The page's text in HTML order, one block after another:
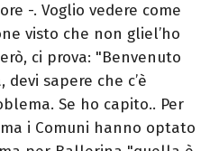
-. Voglio vedere come
visto che non gliel’ho
ci prova: "Benvenuto
sapere che c’è
Se ho capito.. Per
i Comuni hanno optato